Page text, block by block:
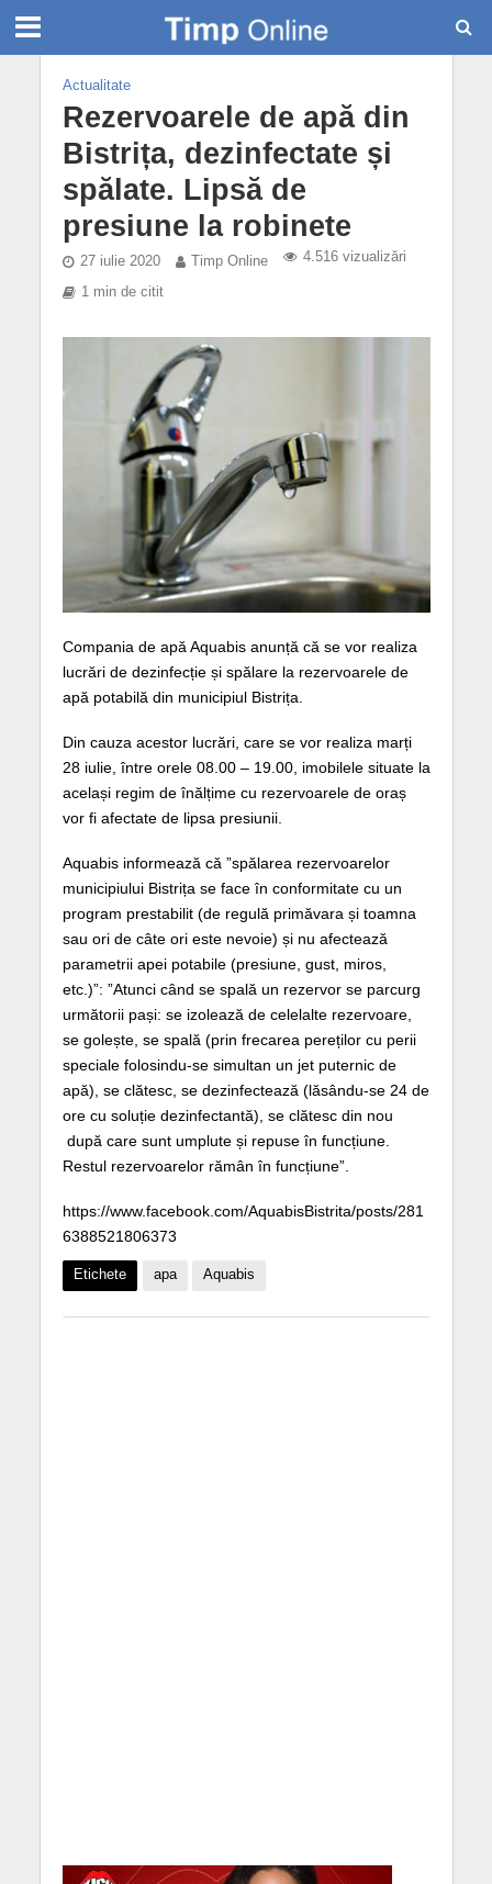
Actualitate
Rezervoarele de apă din
Bistrița, dezinfectate și
spălate. Lipsă de
presiune la robinete
27 iulie 2020 Timp Online 4.516 vizualizări
1 min de citit
Compania de apă Aquabis anunță că se vor realiza
lucrări de dezinfecție și spălare la rezervoarele de
apă potabilă din municipiul Bistrița.
Din cauza acestor lucrări, care se vor realiza marți
28 iulie, între orele 08.00 – 19.00, imobilele situate la
același regim de înălțime cu rezervoarele de oraș
vor fi afectate de lipsa presiunii.
Aquabis informează că ”spălarea rezervoarelor
municipiului Bistrița se face în conformitate cu un
program prestabilit (de regulă primăvara și toamna
sau ori de câte ori este nevoie) și nu afectează
parametrii apei potabile (presiune, gust, miros,
etc.)”: ”Atunci când se spală un rezervor se parcurg
următorii pași: se izolează de celelalte rezervoare,
se golește, se spală (prin frecarea pereților cu perii
speciale folosindu-se simultan un jet puternic de
apă), se clătesc, se dezinfectează (lăsându-se 24 de
ore cu soluție dezinfectantă), se clătesc din nou
după care sunt umplute și repuse în funcțiune.
Restul rezervoarelor rămân în funcțiune”.
https://www.facebook.com/AquabisBistrita/posts/281
6388521806373
Etichete apa Aquabis